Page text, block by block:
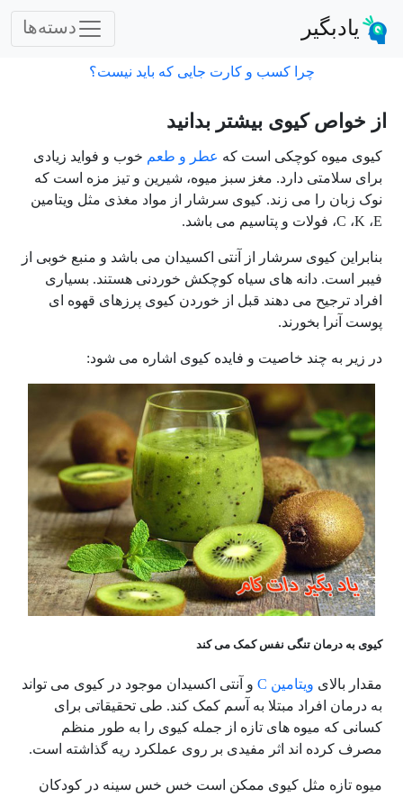
یادبگیر دسته‌ها
چرا کسب و کارت جایی که باید نیست؟
از خواص کیوی بیشتر بدانید
کیوی میوه کوچکی است که عطر و طعم خوب و فواید زیادی
برای سلامتی دارد. مغز سبز میوه، شیرین و تیز مزه است که
نوک زبان را می زند. کیوی سرشار از مواد مغذی مثل ویتامین
C ،K ،E ، فولات و پتاسیم می باشد.
بنابراین کیوی سرشار از آنتی اکسیدان می باشد و منبع خوبی از
فیبر است. دانه های سیاه کوچکش خوردنی هستند. بسیاری
افراد ترجیح می دهند قبل از خوردن کیوی پرزهای قهوه ای
پوست آنرا بخورند.
در زیر به چند خاصیت و فایده کیوی اشاره می شود:
کیوی به درمان تنگی نفس کمک می کند
مقدار بالای ویتامین Cو آنتی اکسیدان موجود در کیوی می تواند
به درمان افراد مبتلا به آسم کمک کند. طی تحقیقاتی برای
کسانی که میوه های تازه از جمله کیوی را به طور منظم
مصرف کرده اند اثر مفیدی بر روی عملکرد ریه گذاشته است.
میوه تازه مثل کیوی ممکن است خس خس سینه در کودکان